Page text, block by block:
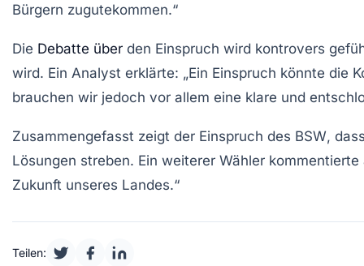
Bürgern zugutekommen.“
Die Debatte über den Einspruch wird kontrovers
wird. Ein Analyst erklärte: „Ein Einspruch könnte die
brauchen wir jedoch vor allem eine klare und
Zusammengefasst zeigt der Einspruch des BSW,
Lösungen streben. Ein weiterer Wähler
Zukunft unseres Landes.“
Teilen: